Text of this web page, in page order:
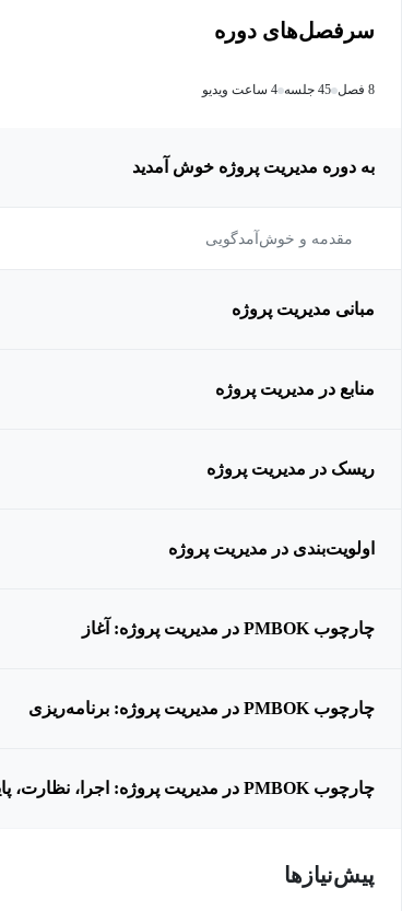
سرفصل‌های دوره
8 فصل 45 جلسه 4 ساعت ویدیو
به دوره مدیریت پروژه خوش آمدید
مقدمه و خوش‌آمدگویی
مبانی مدیریت پروژه
منابع در مدیریت پروژه
ریسک در مدیریت پروژه
اولویت‌بندی در مدیریت پروژه
چارچوب PMBOK در مدیریت پروژه: آغاز
چارچوب PMBOK در مدیریت پروژه: برنامه‌ریزی
چارچوب PMBOK در مدیریت پروژه: اجرا، نظارت، پایان‌بندی
پیش‌نیاز‌ها